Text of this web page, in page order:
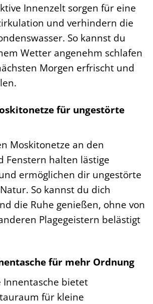
Innenzelt sorgen für eine
und verhindern die
So kannst du
Wetter angenehm schlafen
Morgen erfrischt und
für ungestörte
Moskitonetze an den
Fenstern halten lästige
ermöglichen dir ungestörte
So kannst du dich
die Ruhe genießen, ohne von
Plagegeistern belästigt
für mehr Ordnung
Innentasche bietet
für kleine